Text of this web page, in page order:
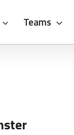
Teams